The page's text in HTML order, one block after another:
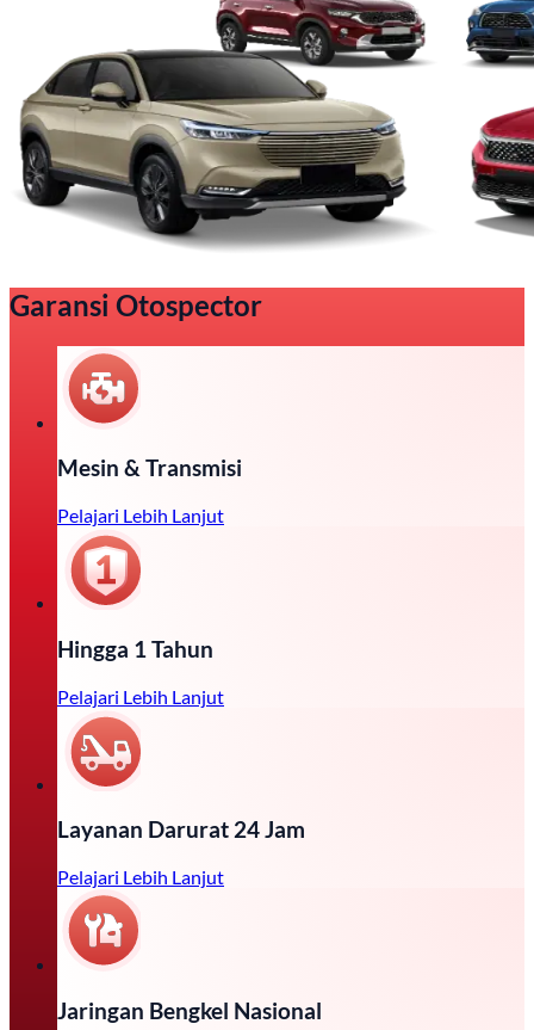
Garansi Otospector
Mesin & Transmisi
Pelajari Lebih Lanjut
Hingga 1 Tahun
Pelajari Lebih Lanjut
Layanan Darurat 24 Jam
Pelajari Lebih Lanjut
Jaringan Bengkel Nasional